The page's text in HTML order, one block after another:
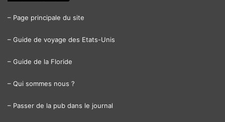
– Page principale du site
– Guide de voyage des Etats-Unis
– Guide de la Floride
– Qui sommes nous ?
– Passer de la pub dans le journal